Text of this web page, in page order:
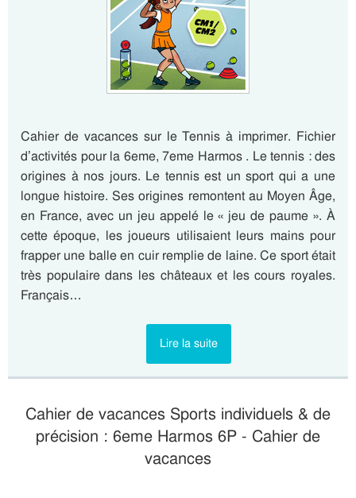
Cahier de vacances sur le Tennis à imprimer. Fichier
d’activités pour la 6eme, 7eme Harmos . Le tennis : des
origines à nos jours. Le tennis est un sport qui a une
longue histoire. Ses origines remontent au Moyen Âge,
en France, avec un jeu appelé le « jeu de paume ». À
cette époque, les joueurs utilisaient leurs mains pour
frapper une balle en cuir remplie de laine. Ce sport était
très populaire dans les châteaux et les cours royales.
Français…
Lire la suite
Cahier de vacances Sports individuels & de
précision : 6eme Harmos 6P - Cahier de
vacances